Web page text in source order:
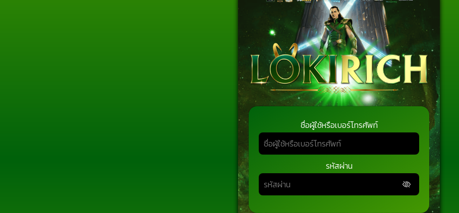
ชื่อผู้ใช้หรือเบอร์โทรศัพท์
รหัสผ่าน